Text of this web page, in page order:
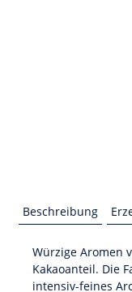
Beschreibung
Würzige Aromen
Kakaoanteil. Die
intensiv-feines